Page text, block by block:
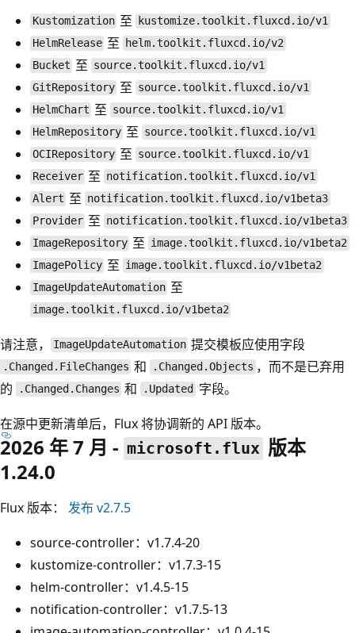
Kustomization 至
kustomize.toolkit.fluxcd.io/v1
HelmRelease 至
helm.toolkit.fluxcd.io/v2
Bucket 至 source.toolkit.fluxcd.io/v1
GitRepository 至 source.toolkit.fluxcd.io/v1
HelmChart 至 source.toolkit.fluxcd.io/v1
HelmRepository 至 source.toolkit.fluxcd.io/v1
OCIRepository 至 source.toolkit.fluxcd.io/v1
Receiver 至 notification.toolkit.fluxcd.io/v1
Alert 至 notification.toolkit.fluxcd.io/v1beta3
Provider 至 notification.toolkit.fluxcd.io/v1beta3
ImageRepository 至 image.toolkit.fluxcd.io/v1beta2
ImagePolicy 至 image.toolkit.fluxcd.io/v1beta2
ImageUpdateAutomation 至
image.toolkit.fluxcd.io/v1beta2
请注意， ImageUpdateAutomation 提交模板应使用字段
.Changed.FileChanges 和 .Changed.Objects ，而不是已弃用
的
.Changed.Changes 和 .Updated
字段。
在源中更新清单后，Flux 将协调新的 API 版本。
2026 年 7 月 - microsoft.flux 版本
1.24.0
Flux 版本： 发布 v2.7.5
source-controller：v1.7.4-20
kustomize-controller：v1.7.3-15
helm-controller：v1.4.5-15
notification-controller：v1.7.5-13